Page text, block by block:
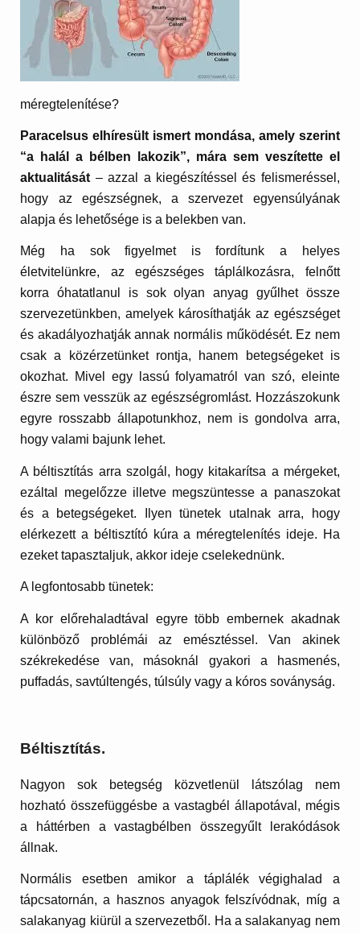
méregtelenítése?
Paracelsus elhíresült ismert mondása, amely szerint
“a halál a bélben lakozik”, mára sem veszítette el
aktualitását – azzal a kiegészítéssel és felismeréssel,
hogy az egészségnek, a szervezet egyensúlyának
alapja és lehetősége is a belekben van.
Még ha sok figyelmet is fordítunk a helyes
életvitelünkre, az egészséges táplálkozásra, felnőtt
korra óhatatlanul is sok olyan anyag gyűlhet össze
szervezetünkben, amelyek károsíthatják az egészséget
és akadályozhatják annak normális működését. Ez nem
csak a közérzetünket rontja, hanem betegségeket is
okozhat. Mivel egy lassú folyamatról van szó, eleinte
észre sem vesszük az egészségromlást. Hozzászokunk
egyre rosszabb állapotunkhoz, nem is gondolva arra,
hogy valami bajunk lehet.
A béltisztítás arra szolgál, hogy kitakarítsa a mérgeket,
ezáltal megelőzze illetve megszüntesse a panaszokat
és a betegségeket. Ilyen tünetek utalnak arra, hogy
elérkezett a béltisztító kúra a méregtelenítés ideje. Ha
ezeket tapasztaljuk, akkor ideje cselekednünk.
A legfontosabb tünetek:
A kor előrehaladtával egyre több embernek akadnak
különböző problémái az emésztéssel. Van akinek
székrekedése van, másoknál gyakori a hasmenés,
puffadás, savtúltengés, túlsúly vagy a kóros soványság.
Béltisztítás.
Nagyon sok betegség közvetlenül látszólag nem
hozható összefüggésbe a vastagbél állapotával, mégis
a háttérben a vastagbélben összegyűlt lerakódások
állnak.
Normális esetben amikor a táplálék végighalad a
tápcsatornán, a hasznos anyagok felszívódnak, míg a
salakanyag kiürül a szervezetből. Ha a salakanyag nem